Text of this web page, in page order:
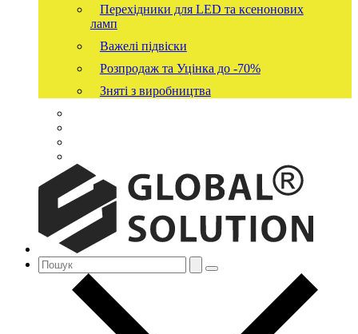
Перехідники для LED та ксенонових
ламп
Важелі підвіски
Розпродаж та Уцінка до -70%
Зняті з виробництва